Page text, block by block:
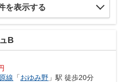
を表示する
B
線 「おゆみ野 」駅 徒歩20分